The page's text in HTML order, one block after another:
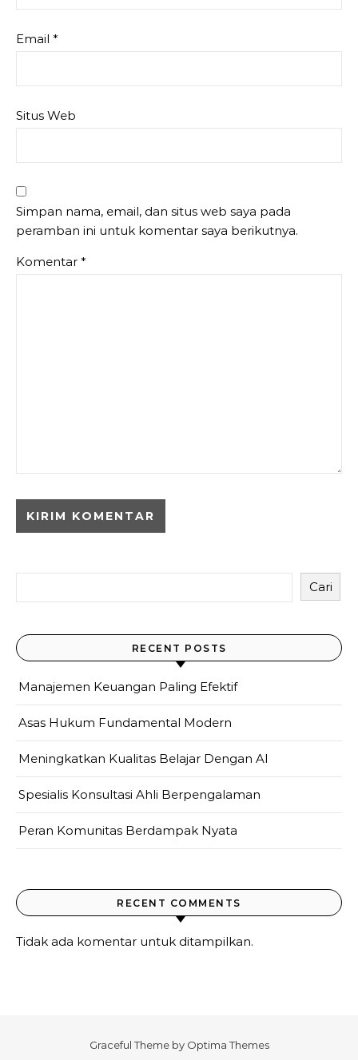
Email *
Situs Web
Simpan nama, email, dan situs web saya pada
peramban ini untuk komentar saya berikutnya.
Komentar *
Cari
RECENT POSTS
Manajemen Keuangan Paling Efektif
Asas Hukum Fundamental Modern
Meningkatkan Kualitas Belajar Dengan AI
Spesialis Konsultasi Ahli Berpengalaman
Peran Komunitas Berdampak Nyata
RECENT COMMENTS
Tidak ada komentar untuk ditampilkan.
Graceful Theme by Optima Themes